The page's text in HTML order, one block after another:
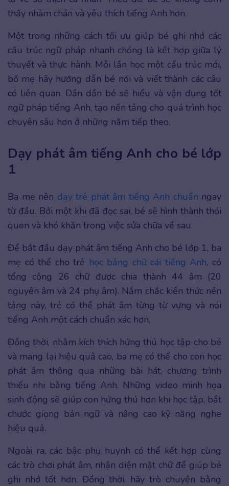
thấy nhàm chán và yêu thích tiếng Anh hơn.
Một trong những cách tối ưu giúp bé ghi nhớ các
cấu trúc ngữ pháp nhanh chóng là kết hợp giữa lý
thuyết và thực hành. Mỗi lần học một cấu trúc mới,
bố mẹ hãy hướng dẫn bé nói và viết thành các câu
có liên quan. Dần dần bé sẽ hiểu và vận dụng tốt
ngữ pháp tiếng Anh, tạo nền tảng cho quá trình học
chuyên sâu hơn ở những năm tiếp theo.
Dạy phát âm tiếng Anh cho bé lớp
1
Ba mẹ nên dạy trẻ phát âm tiếng Anh chuẩn ngay
từ đầu. Bởi một khi đã đọc sai, bé sẽ hình thành thói
quen và khó khăn trong việc sửa chữa về sau.
Để bắt đầu dạy phát âm tiếng Anh cho bé lớp 1, ba
mẹ có thể cho trẻ học bảng chữ cái tiếng Anh, có
tổng cộng 26 chữ được chia thành 44 âm (20
nguyên âm và 24 phụ âm). Nắm chắc kiến thức nền
tảng này, trẻ có thể phát âm từng từ vựng và nói
tiếng Anh một cách chuẩn xác hơn.
Đồng thời, nhằm kích thích hứng thú học tập cho bé
và mang lại hiệu quả cao, ba mẹ có thể cho con học
phát âm thông qua những bài hát, chương trình
thiếu nhi bằng tiếng Anh. Những video minh họa
sinh động sẽ giúp con hứng thú hơn khi học tập, bắt
chước giọng bản ngữ và nâng cao kỹ năng nghe
hiệu quả.
Ngoài ra, các bậc phụ huynh có thể kết hợp cùng
các trò chơi phát âm, nhận diện mặt chữ để giúp bé
ghi nhớ tốt hơn. Đồng thời, hãy trò chuyện bằng